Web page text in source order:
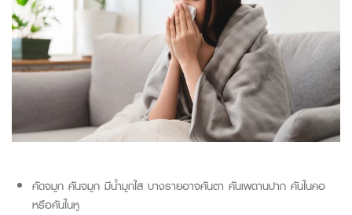
คัดจมูก คันจมูก มีน้ำมูกใส บางรายอาจคันตา คันเพดานปาก คันในคอ
หรือคันในหู